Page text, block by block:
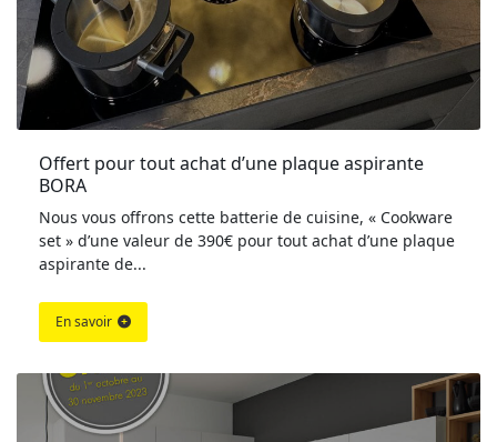
Offert pour tout achat d’une plaque aspirante
BORA
Nous vous offrons cette batterie de cuisine, « Cookware
set » d’une valeur de 390€ pour tout achat d’une plaque
aspirante de...
En savoir